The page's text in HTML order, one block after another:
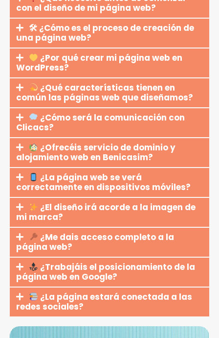
con el diseño de mi página web?
🛠 ¿Cómo es el proceso de creación de
una página web?
¿Por qué crear mi página web en
WordPress?
¿Qué características tienen en
común las páginas web que diseñamos?
¿Cómo será la comunicación con
Clicacs?
¿Ofrecéis servicio de dominio y
alojamiento web en Benicasim?
¿La página web se verá
correctamente en dispositivos móviles?
¿El diseño irá acorde a la imagen de
mi marca?
¿Me dais acceso completo a la
página web?
¿Trabajáis el posicionamiento de la
página web en Google?
¿La página estará conectada a las
redes sociales?